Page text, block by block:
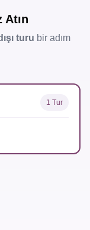
kültürel ve doğal
hem konforlu
derinlemesine
önemli turistik
kılacak
Atın
turu bir adım
1 Tur